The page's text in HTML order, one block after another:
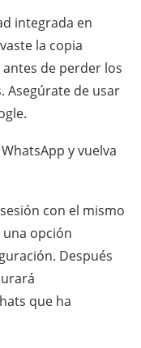
integrada en
la copia
de perder los
Asegúrate de usar
y vuelva
con el mismo
opción
Después
que ha